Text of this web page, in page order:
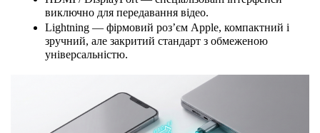
виключно для передавання відео.
Lightning — фірмовий роз’єм Apple, компактний і
зручний, але закритий стандарт з обмеженою
універсальністю.